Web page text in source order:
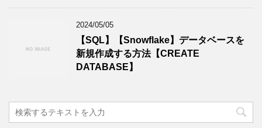
2024/05/05
【SQL】【Snowflake】データベースを
新規作成する方法【CREATE
DATABASE】